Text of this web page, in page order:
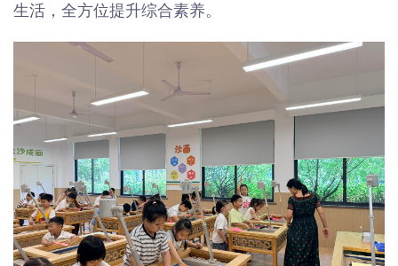
生活，全方位提升综合素养。